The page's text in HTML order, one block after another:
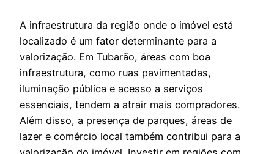
A infraestrutura da região onde o imóvel está
localizado é um fator determinante para a
valorização. Em Tubarão, áreas com boa
infraestrutura, como ruas pavimentadas,
iluminação pública e acesso a serviços
essenciais, tendem a atrair mais compradores.
Além disso, a presença de parques, áreas de
lazer e comércio local também contribui para a